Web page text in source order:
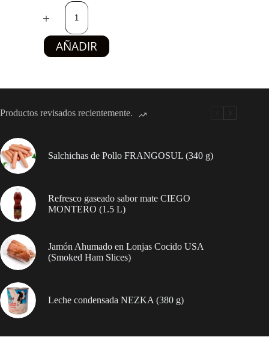
Yogurt
natural
azucarado
ASTURIANA
(4
vasitos
g)
AÑADIR
Productos revisados recientemente.
Salchichas de Pollo FRANGOSUL (340 g)
Refresco gaseado sabor mate CIEGO
MONTERO (1.5 L)
Jamón Ahumado en Lonjas Cocido USA
(Smoked Ham Slices)
Leche condensada NEZKA (380 g)